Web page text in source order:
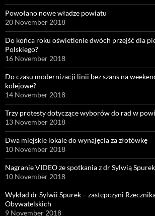
Powołano nowe władze powiatu
20 November 2018
Do końca roku oświetlenie dwóch przejść dla
Polskiego?
16 November 2018
Do czasu modernizacji linii bez szans na
kolejowe?
14 November 2018
Trzy protesty dotyczące wyborów do rad w
13 November 2018
Dwa miejskie lokale do wynajęcia za złotówkę
10 November 2018
Nagranie VIDEO ze spotkania z dr Sylwią
10 November 2018
Wykład dr Sylwii Spurek – zastępczyni
Obywatelskich
9 November 2018